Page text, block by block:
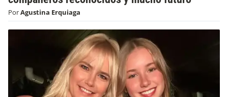
PorAgustina Erquiaga